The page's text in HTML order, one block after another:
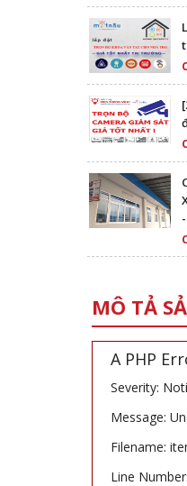
MÔ TẢ
A PHP
Severity:
Message:
Filename:
Line